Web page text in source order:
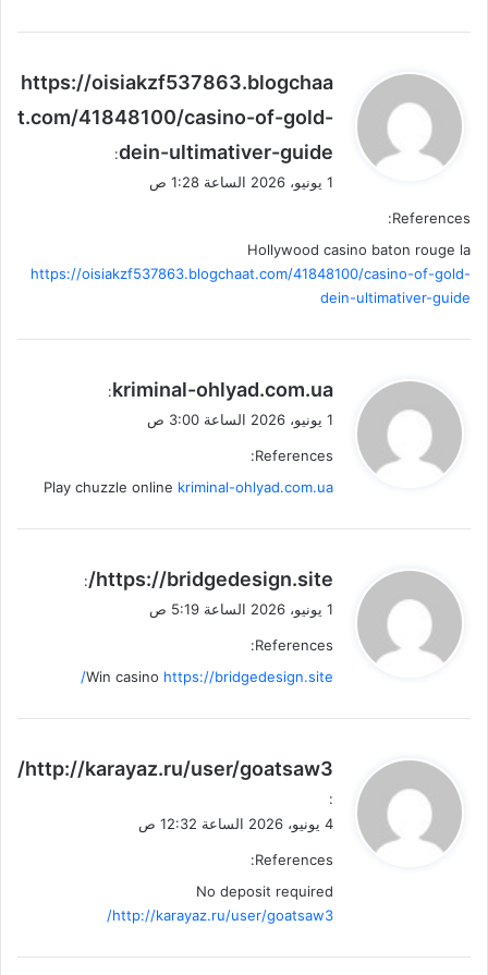
ي
ل
https://oisiakzf537863.blogchaa
t.com/41848100/casino-of-gold-
dein-ultimativer-guide
:
1 يونيو، 2026 الساعة 1:28 ص
References:
Hollywood casino baton rouge la
https://oisiakzf537863.blogchaat.com/41848100/casino-of-gold-
dein-ultimativer-guide
ي
ل
kriminal-ohlyad.com.ua
:
1 يونيو، 2026 الساعة 3:00 ص
References:
Play chuzzle online kriminal-ohlyad.com.ua
ي
ل
https://bridgedesign.site/
:
1 يونيو، 2026 الساعة 5:19 ص
References:
Win casino https://bridgedesign.site/
يhttp://karayaz.ru/user/goatsaw3/
:
4 يونيو، 2026 الساعة 12:32 ص
References:
No deposit required
http://karayaz.ru/user/goatsaw3/